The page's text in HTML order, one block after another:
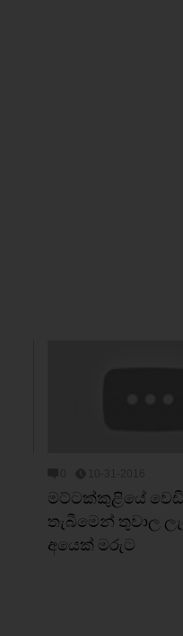
මට්ටක්කුළියේ වෙඩි
තැබීමෙන් තුවාල
අයෙක් මරුට